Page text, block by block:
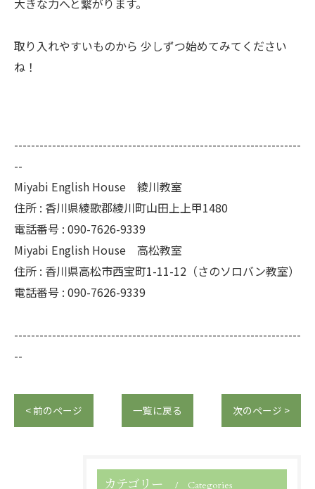
大きな力へと繋がります。
取り入れやすいものから 少しずつ始めてみてください
ね！
--------------------------------------------------------------------
--
Miyabi English House 綾川教室
住所 : 香川県綾歌郡綾川町山田上上甲1480
電話番号 : 090-7626-9339
Miyabi English House 高松教室
住所 : 香川県高松市西宝町1-11-12（さのソロバン教室）
電話番号 : 090-7626-9339
--------------------------------------------------------------------
--
< 前のページ 一覧に戻る 次のページ >
カテゴリー Categories